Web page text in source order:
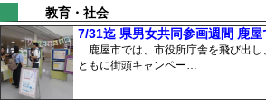
教育・社会
7/31迄 県男女共同参画週間 鹿
鹿屋市では、市役所庁舎を飛び出し
ともに街頭キャンペー…